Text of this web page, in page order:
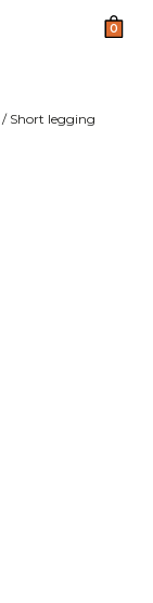
0
/ Short legging